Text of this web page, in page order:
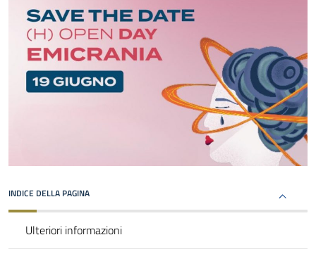
INDICE DELLA PAGINA
Ulteriori informazioni